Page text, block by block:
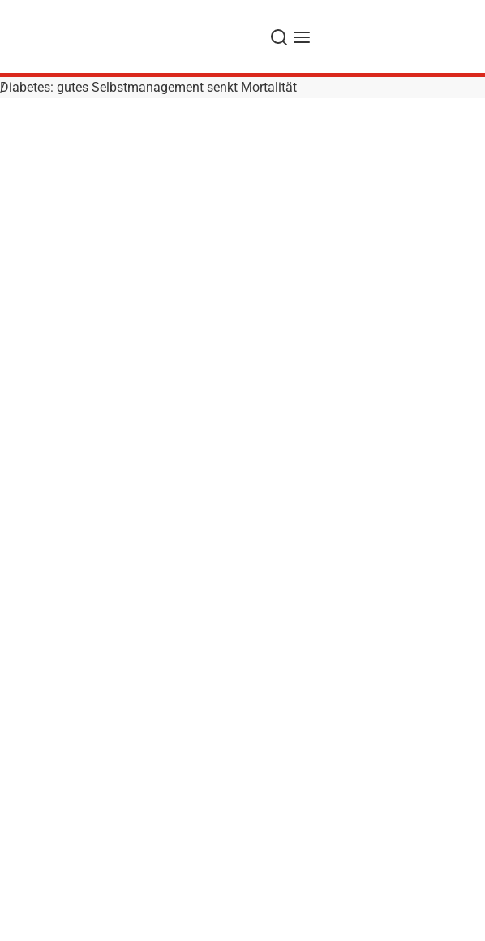
SucheNavigation
Diabetes: gutes Selbstmanagement senkt Mortalität